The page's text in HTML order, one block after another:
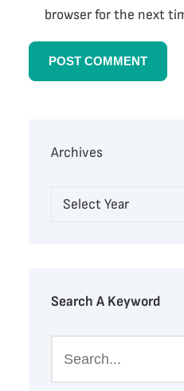
browser for the next
Archives
Search A Keyword